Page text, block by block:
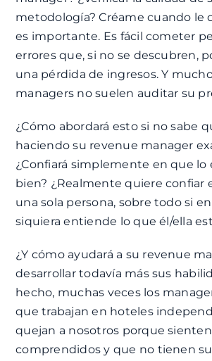
metodología? Créame cuando le
es importante. Es fácil cometer
errores que, si no se descubren,
una pérdida de ingresos. Y
managers no suelen auditar su
¿Cómo abordará esto si no sabe
haciendo su revenue manager
¿Confiará simplemente en que lo
bien? ¿Realmente quiere confiar
una sola persona, sobre todo si
siquiera entiende lo que él/ella
¿Y cómo ayudará a su revenue
desarrollar todavía más sus
hecho, muchas veces los
que trabajan en hoteles
quejan a nosotros porque
comprendidos y que no tienen